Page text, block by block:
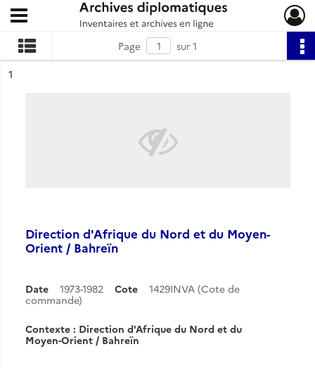
Archives diplomatiques
Ouvrir le menu déroulant
Page
sur 1
n°
1
Direction d'Afrique du Nord et du Moyen-
Orient / Bahreïn
Date 1973-1982 Cote
1429INVA (Cote de
commande)
Contexte : Direction d'Afrique du Nord et du
Moyen-Orient / Bahreïn